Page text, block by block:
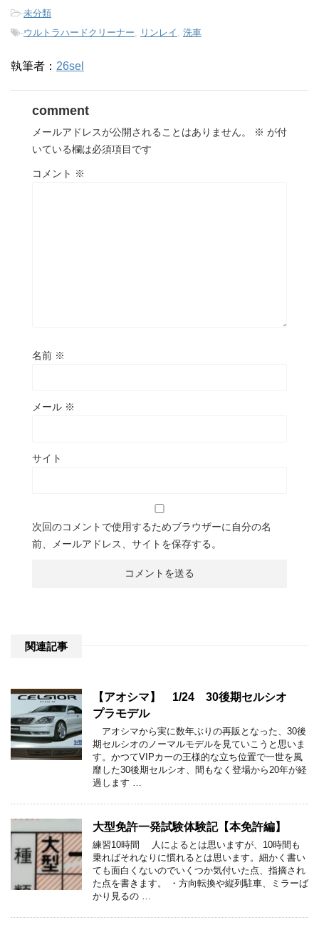
-未分類
-ウルトラハードクリーナー, リンレイ , 洗車
執筆者： 26sel
comment
メールアドレスが公開されることはありません。 ※ が付
いている欄は必須項目です
コメント ※
名前 ※
メール ※
サイト
次回のコメントで使用するためブラウザーに自分の名
前、メールアドレス、サイトを保存する。
関連記事
【アオシマ】 1/24 30後期セルシオ
プラモデル
アオシマから実に数年ぶりの再販となった、30後
期セルシオのノーマルモデルを見ていこうと思いま
す。かつてVIPカーの王様的な立ち位置で一世を風
靡した30後期セルシオ、間もなく登場から20年が経
過します …
大型免許一発試験体験記【本免許編】
練習10時間 人によるとは思いますが、10時間も
乗ればそれなりに慣れるとは思います。細かく書い
ても面白くないのでいくつか気付いた点、指摘され
た点を書きます。 ・方向転換や縦列駐車、ミラーば
かり見るの …